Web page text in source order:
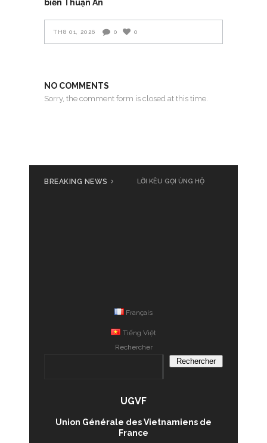
biển Thuận An
TH8 01, 2026 0 0
NO COMMENTS
Sorry, the comment form is closed at this time.
BREAKING NEWS Cả nước cùng đồng loạt phát
Français
Tiếng Việt
Rechercher
Rechercher
UGVF
Union Générale des Vietnamiens de
France